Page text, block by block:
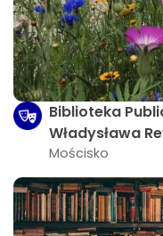
Biblioteka
Władysława
Mościsko